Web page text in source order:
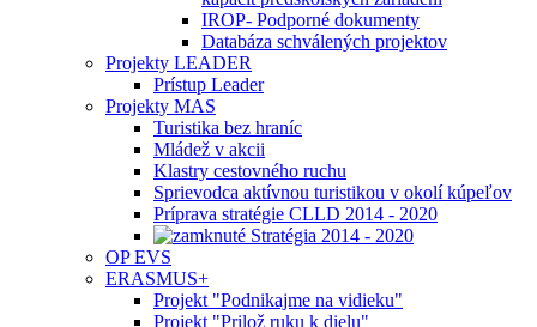
IROP- Podporné dokumenty
Databáza schválených projektov
Projekty LEADER
Prístup Leader
Projekty MAS
Turistika bez hraníc
Mládež v akcii
Klastry cestovného ruchu
Sprievodca aktívnou turistikou v okolí kúpeľov
Príprava stratégie CLLD 2014 - 2020
Stratégia 2014 - 2020
OP EVS
ERASMUS+
Projekt "Podnikajme na vidieku"
Projekt "Prilož ruku k dielu"